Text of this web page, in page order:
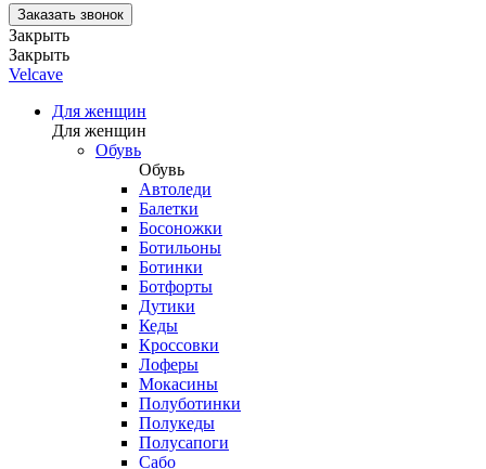
Заказать звонок
Закрыть
Закрыть
Velcave
Для женщин
Для женщин
Обувь
Обувь
Автоледи
Балетки
Босоножки
Ботильоны
Ботинки
Ботфорты
Дутики
Кеды
Кроссовки
Лоферы
Мокасины
Полуботинки
Полукеды
Полусапоги
Сабо